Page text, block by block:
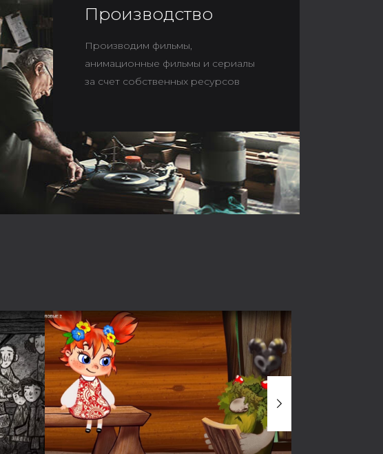
Производство
Производим фильмы,
анимационные фильмы и сериалы
за счет собственных ресурсов